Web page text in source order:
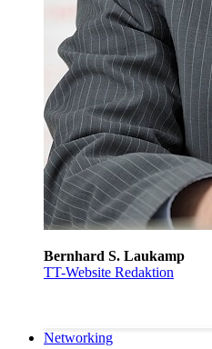
Bernhard S. Laukamp
TT-Website Redaktion
Networking